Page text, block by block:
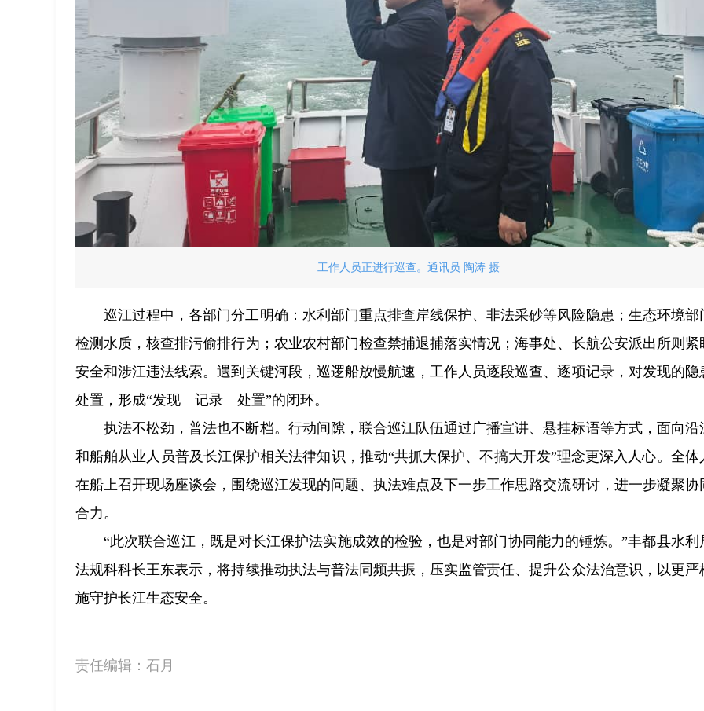
工作人员正进行巡查。通讯员 陶涛 摄
巡江过程中，各部门分工明确：水利部门重点排查岸线保护、非法采砂等风险隐患；生态环境部
检测水质，核查排污偷排行为；农业农村部门检查禁捕退捕落实情况；海事处、长航公安派出所则紧
安全和涉江违法线索。遇到关键河段，巡逻船放慢航速，工作人员逐段巡查、逐项记录，对发现的隐
处置，形成“发现—记录—处置”的闭环。
执法不松劲，普法也不断档。行动间隙，联合巡江队伍通过广播宣讲、悬挂标语等方式，面向沿
和船舶从业人员普及长江保护相关法律知识，推动“共抓大保护、不搞大开发”理念更深入人心。全体
在船上召开现场座谈会，围绕巡江发现的问题、执法难点及下一步工作思路交流研讨，进一步凝聚协
合力。
“此次联合巡江，既是对长江保护法实施成效的检验，也是对部门协同能力的锤炼。”丰都县水利
法规科科长王东表示，将持续推动执法与普法同频共振，压实监管责任、提升公众法治意识，以更严
施守护长江生态安全。
责任编辑： 石月